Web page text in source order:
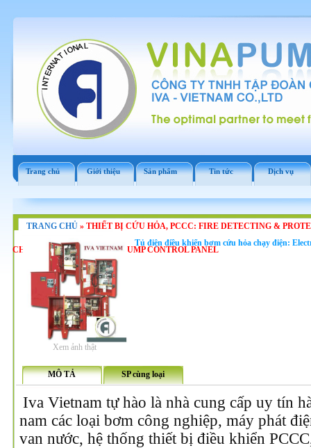
Trang chủ Giới thiệu Sản phẩm Tin tức Dịch vụ
TRANG CHỦ» THIẾT BỊ CỨU HỎA, PCCC: FIRE DETECTING &
CHỮA CHÁY : UL,FM FIRE PUMP CONTROL PANEL
Xem ảnh thật
Tủ điện điều khiển bơm cứu hỏa chạy điện:
MÔ TẢ SP cùng loại
Iva Vietnam tự hào là nhà cung cấp uy tín
nam các loại bơm công nghiệp, máy phát
van nước, hệ thống thiết bị điều khiển